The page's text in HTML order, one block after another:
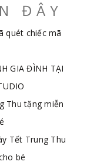
ĐÂY
quét chiếc mã
GIA ĐÌNH TẠI
Thu tặng miễn
Tết Trung Thu
bé